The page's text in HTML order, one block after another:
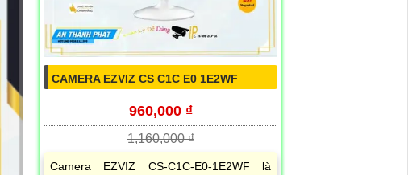
CAMERA EZVIZ CS C1C E0 1E2WF
960,000 ₫
1,160,000 ₫
Camera EZVIZ CS-C1C-E0-1E2WF là